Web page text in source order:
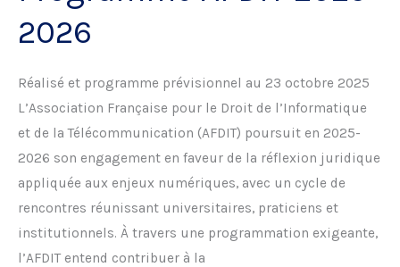
2026
Réalisé et programme prévisionnel au 23 octobre 2025
L’Association Française pour le Droit de l’Informatique
et de la Télécommunication (AFDIT) poursuit en 2025-
2026 son engagement en faveur de la réflexion juridique
appliquée aux enjeux numériques, avec un cycle de
rencontres réunissant universitaires, praticiens et
institutionnels. À travers une programmation exigeante,
l’AFDIT entend contribuer à la